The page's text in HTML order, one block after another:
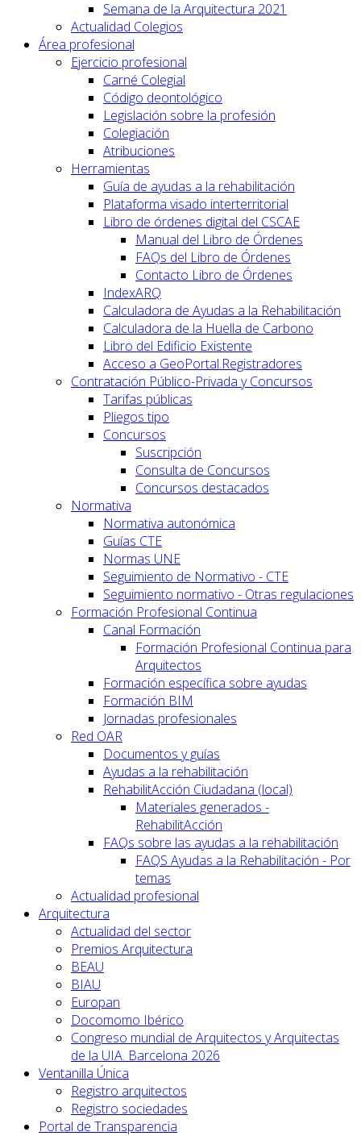
Semana de la Arquitectura 2021
Actualidad Colegios
Área profesional
Ejercicio profesional
Carné Colegial
Código deontológico
Legislación sobre la profesión
Colegiación
Atribuciones
Herramientas
Guía de ayudas a la rehabilitación
Plataforma visado interterritorial
Libro de órdenes digital del CSCAE
Manual del Libro de Órdenes
FAQs del Libro de Órdenes
Contacto Libro de Órdenes
IndexARQ
Calculadora de Ayudas a la Rehabilitación
Calculadora de la Huella de Carbono
Libro del Edificio Existente
Acceso a GeoPortal.Registradores
Contratación Público-Privada y Concursos
Tarifas públicas
Pliegos tipo
Concursos
Suscripción
Consulta de Concursos
Concursos destacados
Normativa
Normativa autonómica
Guías CTE
Normas UNE
Seguimiento de Normativo - CTE
Seguimiento normativo - Otras regulaciones
Formación Profesional Continua
Canal Formación
Formación Profesional Continua para
Arquitectos
Formación específica sobre ayudas
Formación BIM
Jornadas profesionales
Red OAR
Documentos y guías
Ayudas a la rehabilitación
RehabilitAcción Ciudadana (local)
Materiales generados -
RehabilitAcción
FAQs sobre las ayudas a la rehabilitación
FAQS Ayudas a la Rehabilitación - Por
temas
Actualidad profesional
Arquitectura
Actualidad del sector
Premios Arquitectura
BEAU
BIAU
Europan
Docomomo Ibérico
Congreso mundial de Arquitectos y Arquitectas
de la UIA. Barcelona 2026
Ventanilla Única
Registro arquitectos
Registro sociedades
Portal de Transparencia